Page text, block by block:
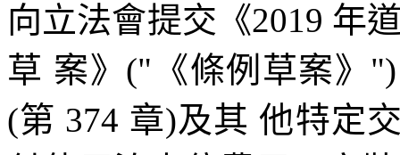
向立法會提交《2019 年
草 案》("《條例草案》
(第 374 章)及其 他特定